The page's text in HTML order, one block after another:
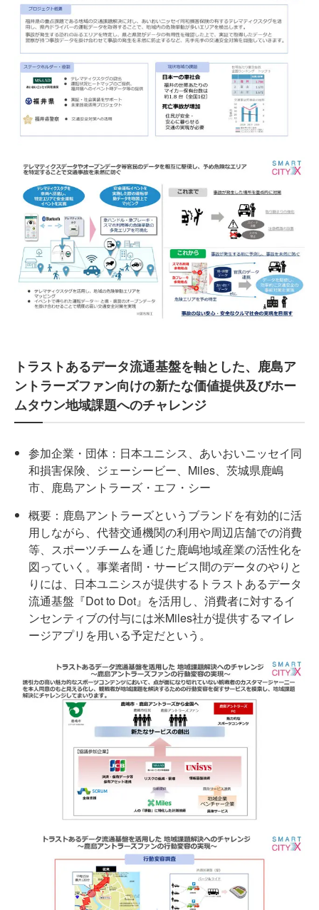
トラストあるデータ流通基盤を軸とした、鹿島ア
ントラーズファン向けの新たな価値提供及びホー
ムタウン地域課題へのチャレンジ
参加企業・団体：日本ユニシス、あいおいニッセイ同
和損害保険、ジェーシービー、Miles、茨城県鹿嶋
市、鹿島アントラーズ・エフ・シー
概要：鹿島アントラーズというブランドを有効的に活
用しながら、代替交通機関の利用や周辺店舗での消費
等、スポーツチームを通じた鹿嶋地域産業の活性化を
図っていく。事業者間・サービス間のデータのやりと
りには、日本ユニシスが提供するトラストあるデータ
流通基盤『Dot to Dot』を活用し、消費者に対するイ
ンセンティブの付与には米Miles社が提供するマイレ
ージアプリを用いる予定だという。